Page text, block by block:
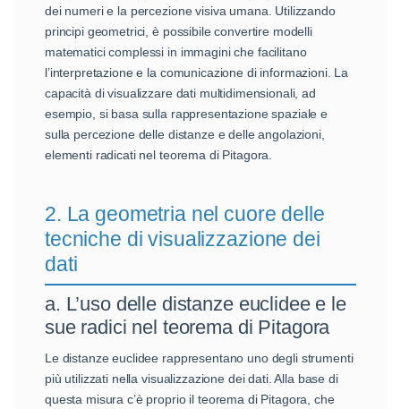
dei numeri e la percezione visiva umana. Utilizzando
principi geometrici, è possibile convertire modelli
matematici complessi in immagini che facilitano
l’interpretazione e la comunicazione di informazioni. La
capacità di visualizzare dati multidimensionali, ad
esempio, si basa sulla rappresentazione spaziale e
sulla percezione delle distanze e delle angolazioni,
elementi radicati nel teorema di Pitagora.
2. La geometria nel cuore delle
tecniche di visualizzazione dei
dati
a. L’uso delle distanze euclidee e le
sue radici nel teorema di Pitagora
Le distanze euclidee rappresentano uno degli strumenti
più utilizzati nella visualizzazione dei dati. Alla base di
questa misura c’è proprio il teorema di Pitagora, che